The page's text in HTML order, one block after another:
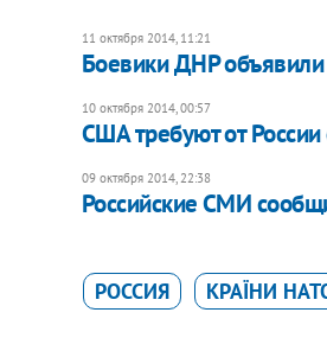
11 октября 2014, 11:21
Боевики ДНР
10 октября 2014, 00:57
CША требуют от
09 октября 2014, 22:38
Российские СМИ
РОССИЯ КРАЇНИ